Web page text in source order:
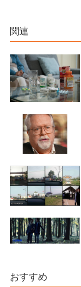
関連
おすすめ